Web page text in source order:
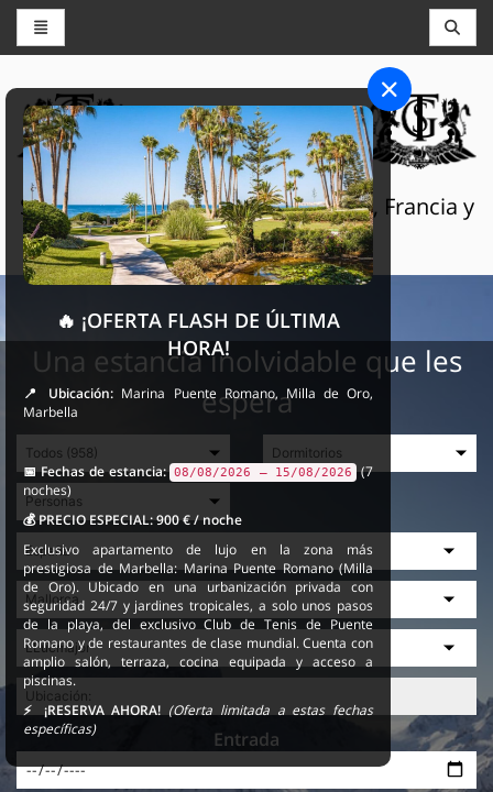
CONSERJERÍA Y RESERVAS
THE GRAND SELECTION
Servicios turísticos de lujo en Suiza, Francia y
España
Una estancia inolvidable que les
espera
Entrada
🔥 ¡OFERTA FLASH DE ÚLTIMA
HORA!
📍 Ubicación: Marina Puente Romano, Milla de Oro,
Marbella
📅 Fechas de estancia: 08/08/2026 – 15/08/2026 (7
noches)
💰 PRECIO ESPECIAL:900 € / noche
Exclusivo apartamento de lujo en la zona más
prestigiosa de Marbella: Marina Puente Romano (Milla
de Oro). Ubicado en una urbanización privada con
seguridad 24/7 y jardines tropicales, a solo unos pasos
de la playa, del exclusivo Club de Tenis de Puente
Romano y de restaurantes de clase mundial. Cuenta con
amplio salón, terraza, cocina equipada y acceso a
piscinas.
⚡ ¡RESERVA AHORA! (Oferta limitada a estas fechas
específicas)